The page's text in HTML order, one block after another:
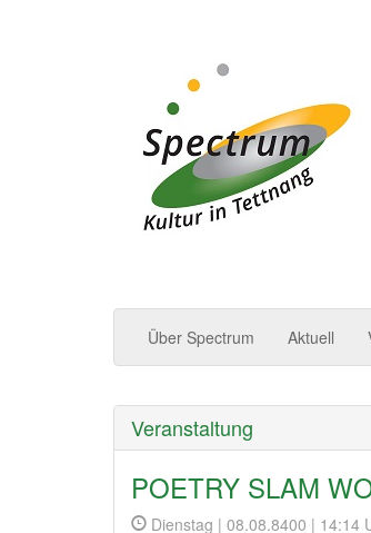
Spectrum |
Über Spectrum Aktuell
Veranstaltung
POETRY SLAM
Dienstag | 08.08.8400 | 14:14